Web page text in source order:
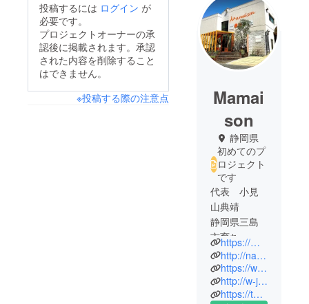
投稿するには ログイン が
必要です。
プロジェクトオーナーの承
認後に掲載されます。承認
された内容を削除すること
はできません。
※投稿する際の注意点
Mamai
son
静岡県
初めてのプ
ロジェクト
です
代表 小見
山典靖
静岡県三島
市育ち
大学卒業後
は、外資系
食品メー
カーに勤
https://mamaison.official-wedding.jp/
http://naturalwedding.jp/
https://www.weddingpark.net/0000122e/
http://w-juno.com/
https://tabelog.com/shizuoka/A2201/A220101/22014197/